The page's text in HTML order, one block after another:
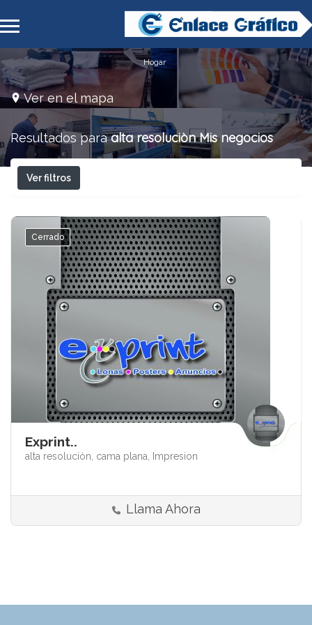
Hogar
Ver en el mapa
Resultados paraalta resoluciòn Mis negocios
Ver filtros
Cerrado
Exprint..
alta resoluciòn, cama plana, Impresion
Llama Ahora